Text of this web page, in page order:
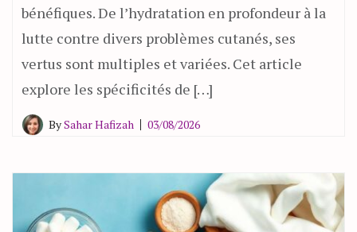
bénéfiques. De l’hydratation en profondeur à la
lutte contre divers problèmes cutanés, ses
vertus sont multiples et variées. Cet article
explore les spécificités de […]
BySahar Hafizah 03/08/2026